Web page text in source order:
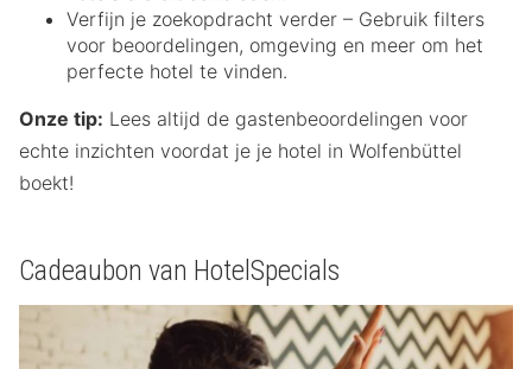
Verfijn je zoekopdracht verder – Gebruik filters
voor beoordelingen, omgeving en meer om het
perfecte hotel te vinden.
Onze tip: Lees altijd de gastenbeoordelingen voor
echte inzichten voordat je je hotel in Wolfenbüttel
boekt!
Cadeaubon van HotelSpecials